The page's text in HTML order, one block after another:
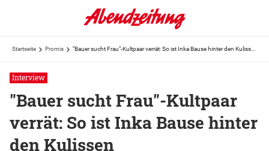
Startseite Promis
Interview
"Bauer sucht Frau"-Kultpaar
verrät: So ist Inka Bause hinter
den Kulissen